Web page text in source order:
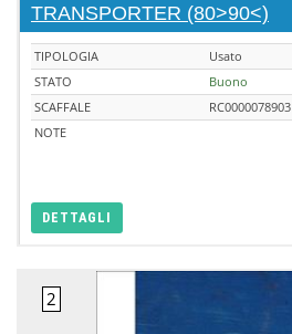
TRANSPORTER (80>90<)
TIPOLOGIA
Usato
STATO
Buono
SCAFFALE
RC0000078903
NOTE
DETTAGLI